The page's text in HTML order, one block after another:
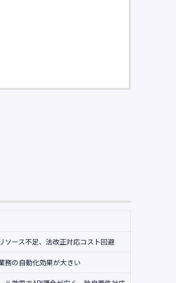
ソース不足、法改正対応コスト回避
務の自動化効果が大きい